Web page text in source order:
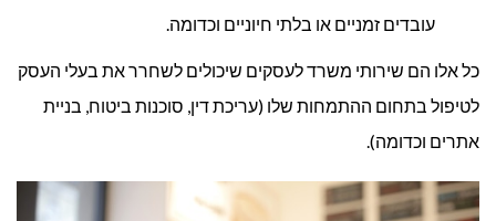
עובדים זמניים או בלתי חיוניים וכדומה.
כל אלו הם שירותי משרד לעסקים שיכולים לשחרר את בעלי העסק
לטיפול בתחום ההתמחות שלו (עריכת דין, סוכנות ביטוח, בניית
אתרים וכדומה).